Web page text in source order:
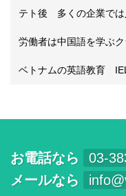
テト後 多くの企業では
労働者は中国語を学ぶ
ベトナムの英語教育
お電話なら
03-
メールなら